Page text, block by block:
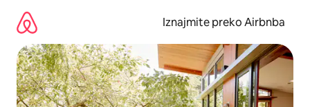
sadržaj
Iznajmite preko Airbnba